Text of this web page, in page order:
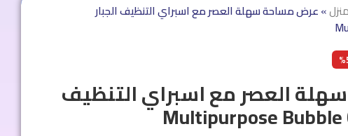
»عرض مساحة سهلة العصر مع اسبراي التنظيف الجبار
العصر مع اسبراي التنظيف